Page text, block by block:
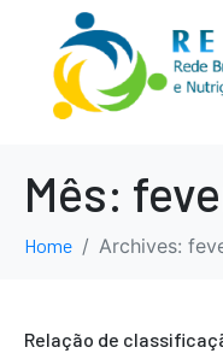
Mês:
Home Archives:
Relação de